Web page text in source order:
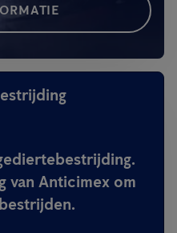
van Anticimex om